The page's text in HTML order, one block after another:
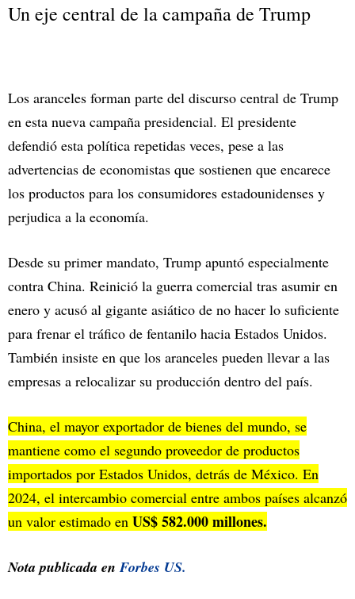
Un eje central de la campaña de Trump
Los aranceles forman parte del discurso central de Trump
en esta nueva campaña presidencial. El presidente
defendió esta política repetidas veces, pese a las
advertencias de economistas que sostienen que encarece
los productos para los consumidores estadounidenses y
perjudica a la economía.
Desde su primer mandato, Trump apuntó especialmente
contra China. Reinició la guerra comercial tras asumir en
enero y acusó al gigante asiático de no hacer lo suficiente
para frenar el tráfico de fentanilo hacia Estados Unidos.
También insiste en que los aranceles pueden llevar a las
empresas a relocalizar su producción dentro del país.
China, el mayor exportador de bienes del mundo, se
mantiene como el segundo proveedor de productos
importados por Estados Unidos, detrás de México. En
2024, el intercambio comercial entre ambos países alcanzó
un valor estimado en US$ 582.000 millones.
Nota publicada en Forbes US.